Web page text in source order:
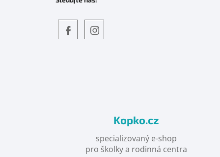
Kopko.cz
specializovaný e-shop
pro školky a rodinná centra